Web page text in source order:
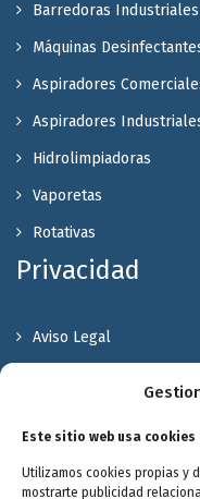
Este sitio web usa cookies
Utilizamos cookies propias y
mostrarte publicidad
Barredoras Industriales
Máquinas
Aspiradores
Aspiradores
Hidrolimpiadoras
Vaporetas
Rotativas
Privacidad
Aviso Legal
Valóranos